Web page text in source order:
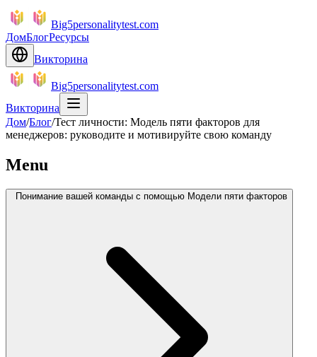
Big5personalitytest.com
ДомБлогРесурсы
Викторина
Big5personalitytest.com
Викторина
Дом/Блог/Тест личности: Модель пяти факторов для
менеджеров: руководите и мотивируйте свою команду
Menu
Понимание вашей команды с помощью Модели пяти факторов